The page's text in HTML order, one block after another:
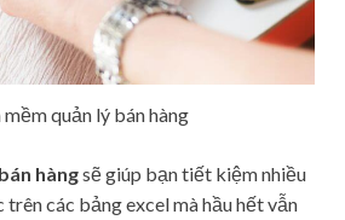
mềm quản lý bán hàng
hàngsẽ giúp bạn tiết kiệm nhiều
các bảng excel mà hầu hết vẫn